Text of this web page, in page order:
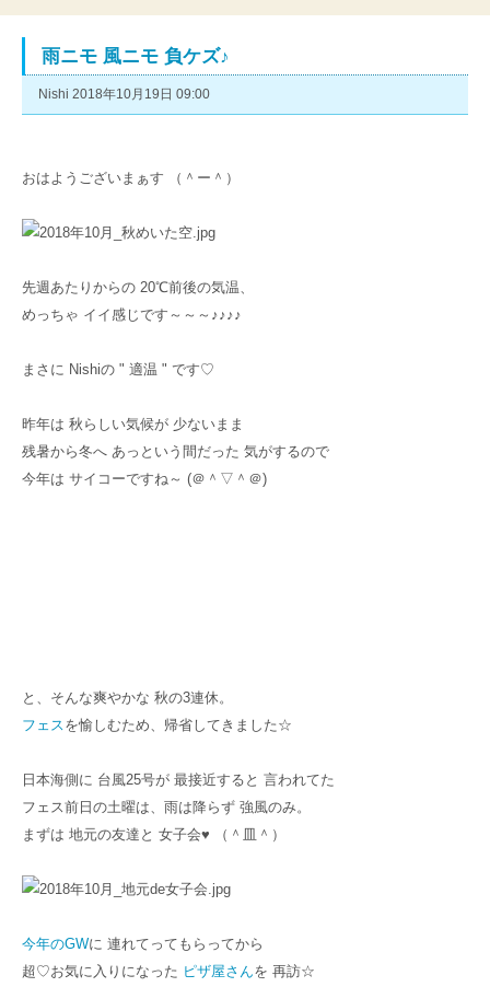
雨ニモ 風ニモ 負ケズ♪
Nishi 2018年10月19日 09:00
おはようございまぁす （＾ー＾）
先週あたりからの 20℃前後の気温、
めっちゃ イイ感じです～～～♪♪♪♪
まさに Nishiの " 適温 " です♡
昨年は 秋らしい気候が 少ないまま
残暑から冬へ あっという間だった 気がするので
今年は サイコーですね～ (＠＾▽＾＠)
と、そんな爽やかな 秋の3連休。
フェスを愉しむため、帰省してきました☆
日本海側に 台風25号が 最接近すると 言われてた
フェス前日の土曜は、雨は降らず 強風のみ。
まずは 地元の友達と 女子会♥ （＾皿＾）
今年のGWに 連れてってもらってから
超♡お気に入りになった ピザ屋さんを 再訪☆